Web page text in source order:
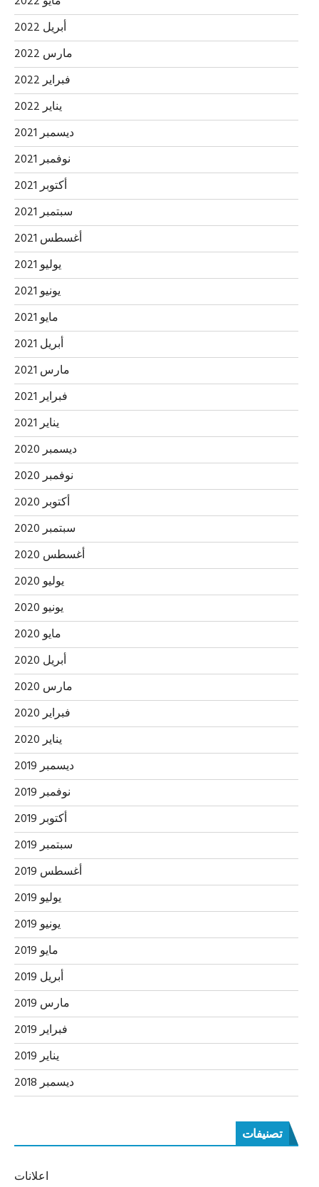
أبريل 2022
مارس 2022
فبراير 2022
يناير 2022
ديسمبر 2021
نوفمبر 2021
أكتوبر 2021
سبتمبر 2021
أغسطس 2021
يوليو 2021
يونيو 2021
مايو 2021
أبريل 2021
مارس 2021
فبراير 2021
يناير 2021
ديسمبر 2020
نوفمبر 2020
أكتوبر 2020
سبتمبر 2020
أغسطس 2020
يوليو 2020
يونيو 2020
مايو 2020
أبريل 2020
مارس 2020
فبراير 2020
يناير 2020
ديسمبر 2019
نوفمبر 2019
أكتوبر 2019
سبتمبر 2019
أغسطس 2019
يوليو 2019
يونيو 2019
مايو 2019
أبريل 2019
مارس 2019
فبراير 2019
يناير 2019
ديسمبر 2018
تصنيفات
اعلانات